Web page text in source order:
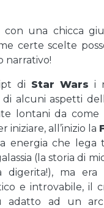
con una chicca
certe scelte
narrativo!
di Star Wars i
alcuni aspetti
lontani da come
iniziare, all’inizio la
energia che lega
(la storia di
digerita!), ma
e introvabile, il
adatto ad un